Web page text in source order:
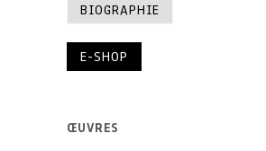
BIOGRAPHIE
E-SHOP
ŒUVRES